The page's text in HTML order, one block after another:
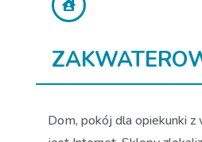
Dom, pokój dla opiekunki z